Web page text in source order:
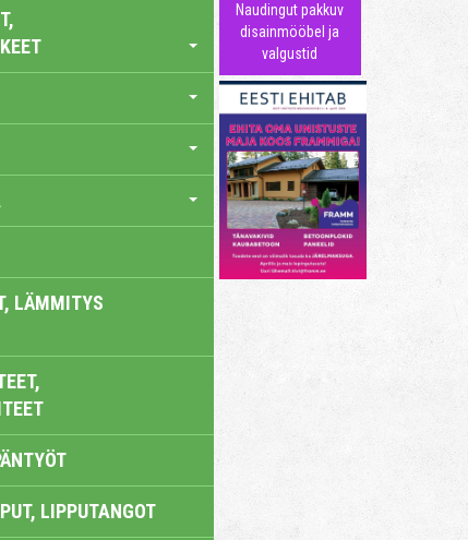
LÄMMITYS
LIPPUTANGOT
Naudingut pakkuv
disainmööbel ja
valgustid